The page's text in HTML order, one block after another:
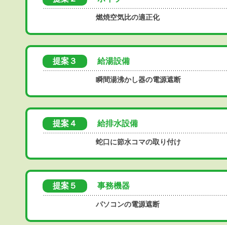
燃焼空気比の適正化
提案３ 給湯設備
瞬間湯沸かし器の電源遮断
提案４ 給排水設備
蛇口に節水コマの取り付け
提案５ 事務機器
パソコンの電源遮断